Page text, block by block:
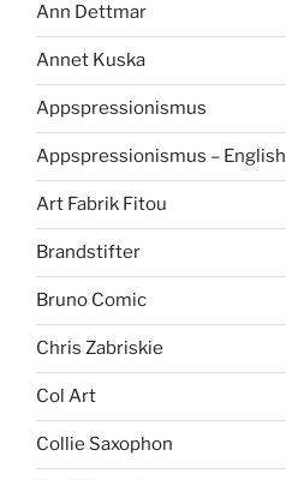
Ann Dettmar
Annet Kuska
Appspressionismus
Appspressionismus – English
Art Fabrik Fitou
Brandstifter
Bruno Comic
Chris Zabriskie
Col Art
Collie Saxophon